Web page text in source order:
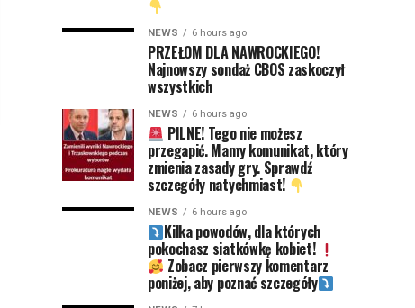
NEWS 6 hours ago
PRZEŁOM DLA NAWROCKIEGO!
Najnowszy sondaż CBOS zaskoczył
wszystkich
NEWS 6 hours ago
PILNE! Tego nie możesz
przegapić. Mamy komunikat, który
zmienia zasady gry. Sprawdź
szczegóły natychmiast!
NEWS 6 hours ago
Kilka powodów, dla których
pokochasz siatkówkę kobiet!
Zobacz pierwszy komentarz
poniżej, aby poznać szczegóły